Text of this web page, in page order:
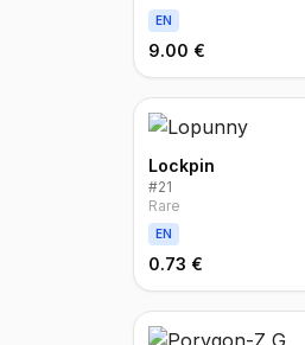
EN
9.00 €
Lockpin
#21
Rare
EN
0.73 €